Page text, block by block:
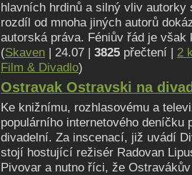
hlavních hrdinů a silný vliv autorky
rozdíl od mnoha jiných autorů
autorská práva. Féniův řád je však
(Skaven | 24.07 | 3825 přečtení | 2
Film & Divadlo)
Ostravak Ostravski na
Ke knižnímu, rozhlasovému a
populárního internetového deníčku
divadelní. Za inscenací, již uvádí
stojí hostující režisér Radovan
Pivovar a nutno říci, že